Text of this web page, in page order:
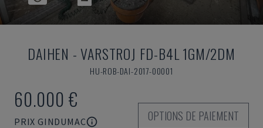
DAIHEN -VARSTROJ FD-B4L 1GM/2DM
HU-ROB-DAI-2017-00001
60.000 €
PRIX GINDUMAC
OPTIONS DE PAIEMENT